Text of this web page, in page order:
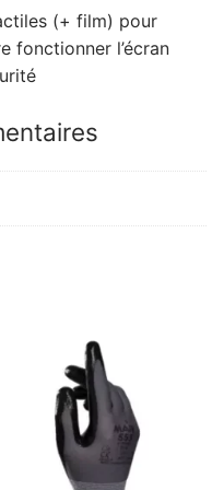
(+ film) pour
fonctionner l’écran